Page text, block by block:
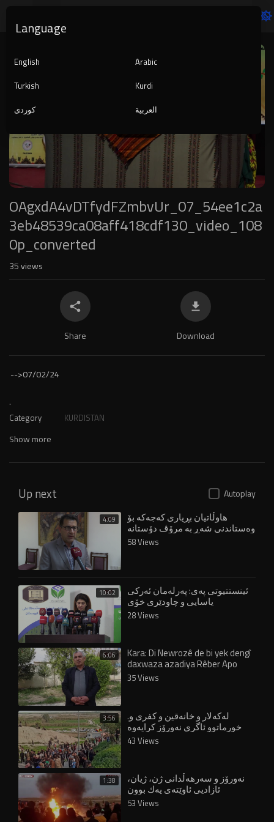
Player
OAgxdA4vDTfydFZmbvUr_07_54ee1c2a
3eb48539ca08aff418cdf130_video_108
0p_converted
35views
Share Download
-->07/02/24
.
Category KURDISTAN
Show more
Up next Autoplay
4:09 هاوڵاتیان بڕیاری کەجەکە بۆ
وەستاندنی شەڕ بە مرۆڤ دۆستانە
ناو دەبەن
58 Views
10:02 ئینستتیوتی پەی: پەرلەمان ئەرکی
یاسایی و چاودێری خۆی
جێبەجێنەکردوە
28 Views
6:06 Kara: Di Newrozê de bi yek dengî
daxwaza azadiya Rêber Apo
bikin
35 Views
3:56 .⁣لەکەلار و خانەقین و کفری و
خورماتوو ئاگری نەورۆز کرایەوە
43 Views
1:38 نەورۆز و سەرهەڵدانی ژن، ژیان،
ئازادیی ئاوێتەی یەك بوون
53 Views
Language
English
Arabic
Turkish
Kurdi
کوردی
العربية